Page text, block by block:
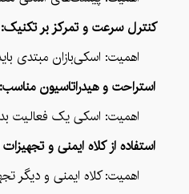
کنترل سرعت و تمرکز بر تکنیک:
اهمیت: اسکی‌بازان مبتدی
استراحت و هیدراتاسیون مناسب:
اهمیت: اسکی یک فعالیت بدنی
استفاده از کلاه ایمنی و
اهمیت: کلاه ایمنی و دیگر